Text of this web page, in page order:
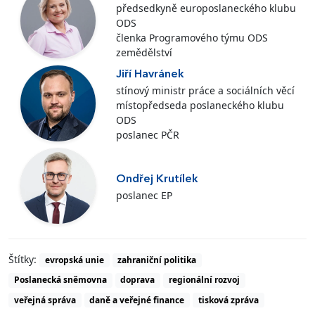
předsedkyně europoslaneckého klubu
ODS
členka Programového týmu ODS
zemědělství
Jiří Havránek
stínový ministr práce a sociálních věcí
místopředseda poslaneckého klubu
ODS
poslanec PČR
Ondřej Krutílek
poslanec EP
Štítky: evropská unie
zahraniční politika
Poslanecká sněmovna
doprava
regionální rozvoj
veřejná správa
daně a veřejné finance
tisková zpráva